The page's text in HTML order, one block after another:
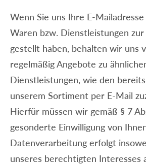
Wenn Sie uns Ihre E-
Waren bzw. Dienstleistungen zur
gestellt haben, behalten wir uns
regelmäßig Angebote zu
Dienstleistungen, wie den
unserem Sortiment per E-Mail
Hierfür müssen wir gemäß § 7
gesonderte Einwilligung von
Datenverarbeitung erfolgt
unseres berechtigten Interesses